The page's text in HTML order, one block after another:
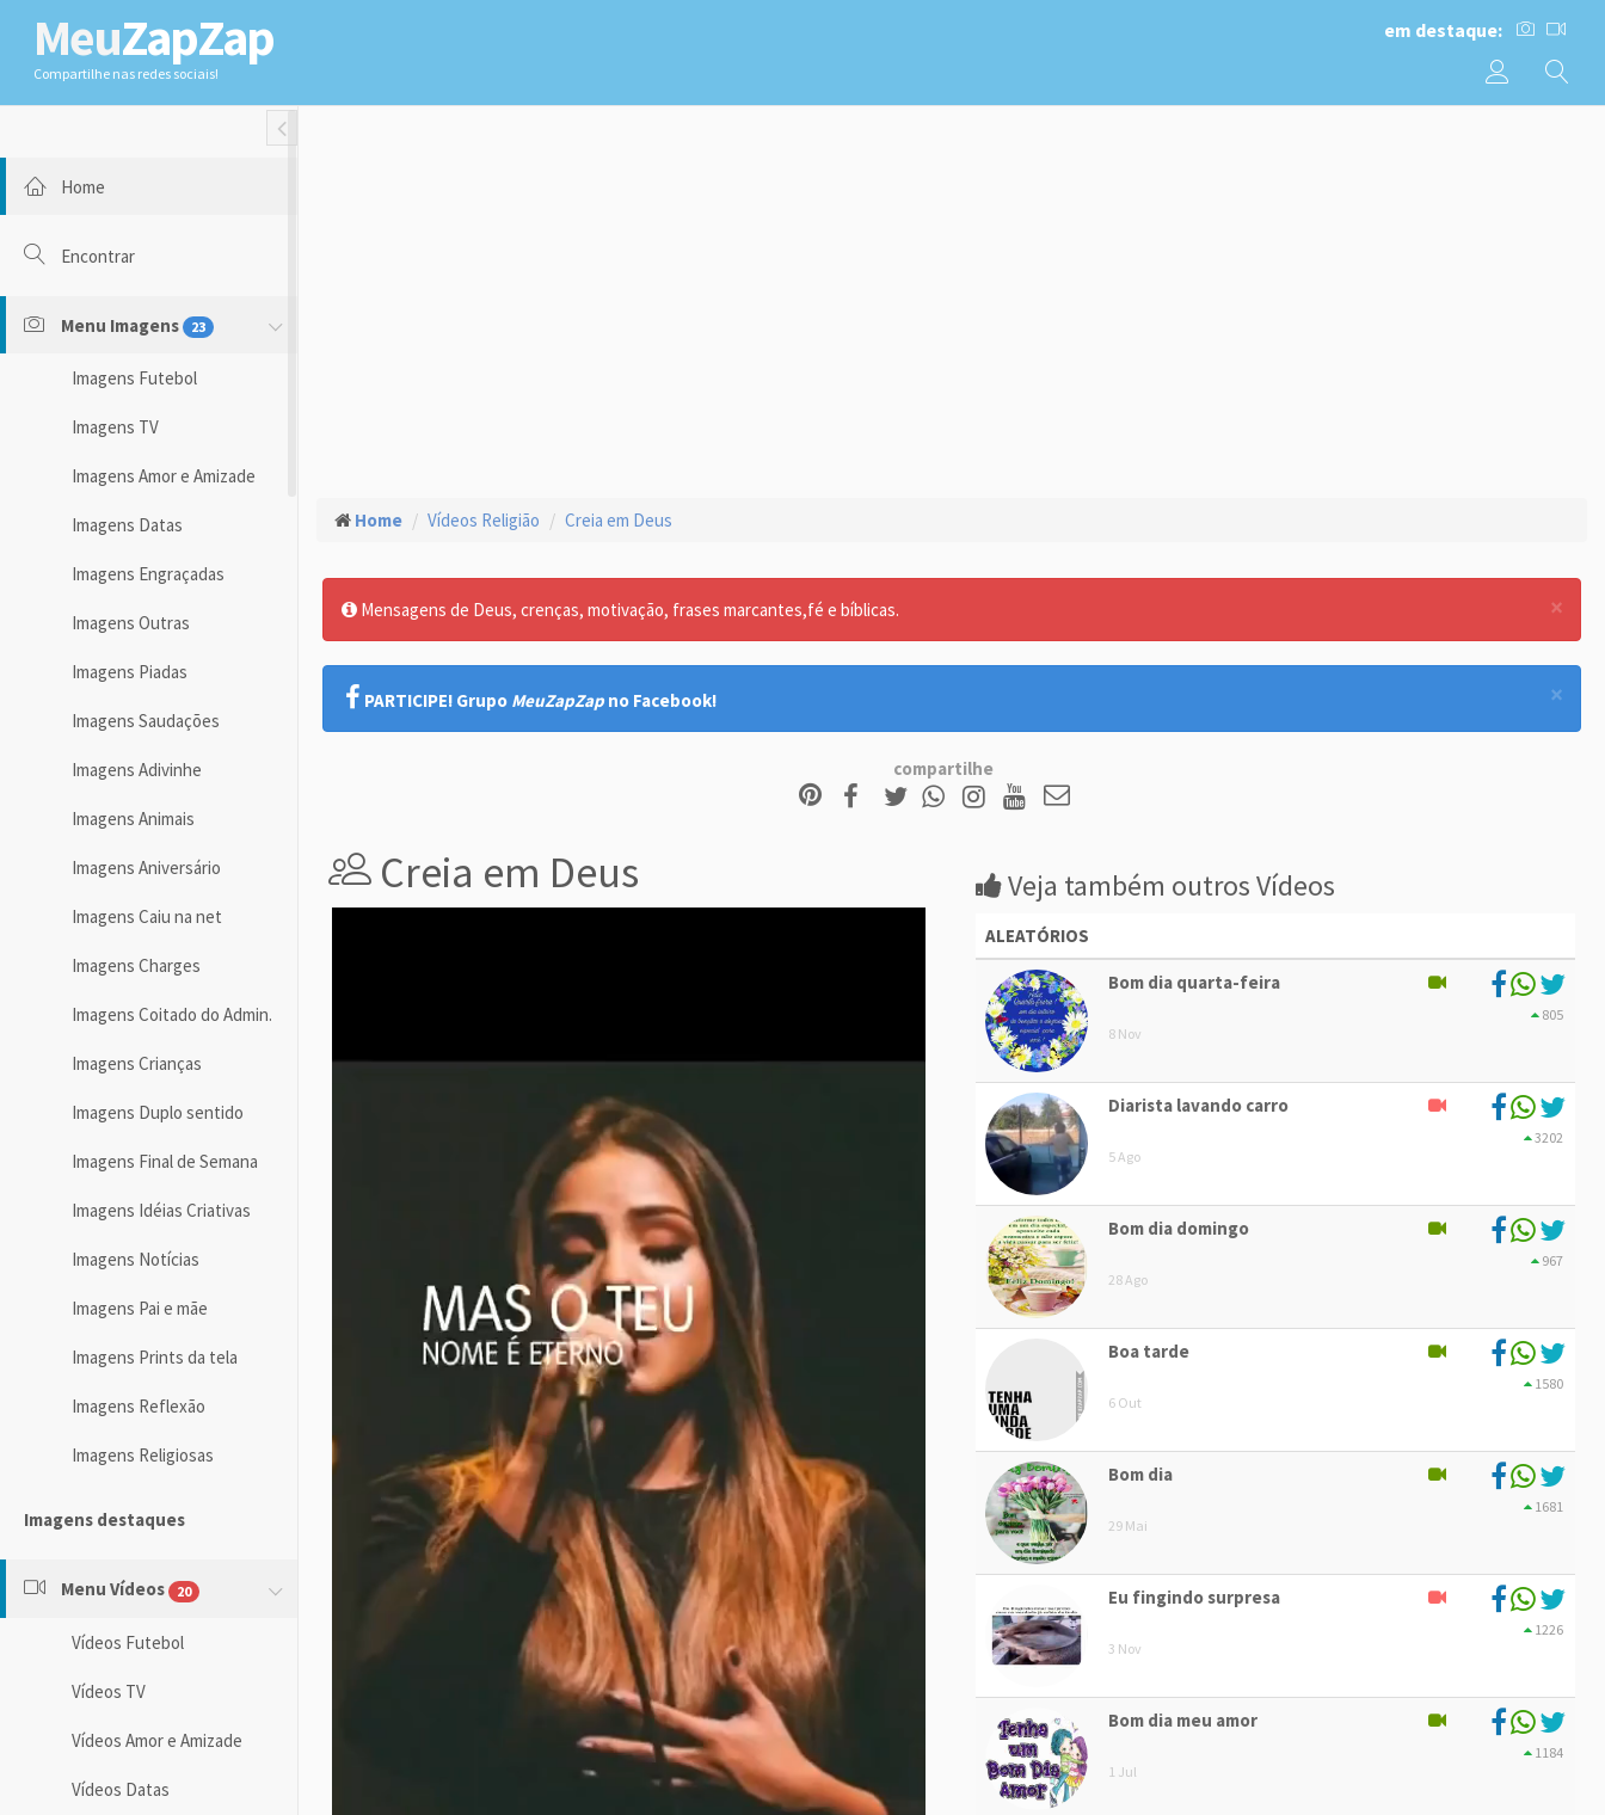
MeuZapZap
Compartilhe nas redes sociais!
em destaque:
Toggle Fullwidth
Home
Encontrar
Menu Imagens 23
Imagens Futebol
Imagens TV
Imagens Amor e Amizade
Imagens Datas
Imagens Engraçadas
Imagens Outras
Imagens Piadas
Imagens Saudações
Imagens Adivinhe
Imagens Animais
Imagens Aniversário
Imagens Caiu na net
Imagens Charges
Imagens Coitado do Admin.
Imagens Crianças
Imagens Duplo sentido
Imagens Final de Semana
Imagens Idéias Criativas
Imagens Notícias
Imagens Pai e mãe
Imagens Prints da tela
Imagens Reflexão
Imagens Religiosas
Imagens destaques
Menu Vídeos 20
Vídeos Futebol
Vídeos TV
Vídeos Amor e Amizade
Vídeos Datas
Home Vídeos Religião Creia em Deus
×
Mensagens de Deus, crenças, motivação, frases marcantes,fé e bíblicas.
×
PARTICIPE! Grupo MeuZapZap no Facebook!
compartilhe
Creia em Deus Veja também outros Vídeos
ALEATÓRIOS
Bom dia quarta-feira
8 Nov
805
Diarista lavando carro
5 Ago
3202
Bom dia domingo
28 Ago
967
Boa tarde
6 Out
1580
Bom dia
29 Mai
1681
Eu fingindo surpresa
3 Nov
1226
Bom dia meu amor
1 Jul
1184